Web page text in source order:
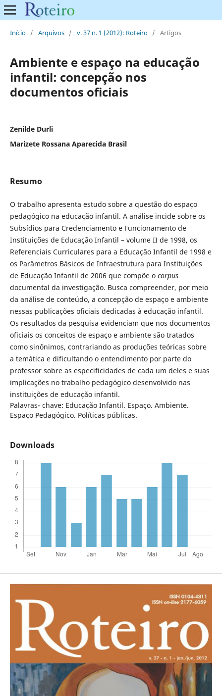
Início / Arquivos / v. 37 n. 1 (2012): Roteiro / Artigos
Ambiente e espaço na educação
infantil: concepção nos
documentos oficiais
Zenilde Durli
Marizete Rossana Aparecida Brasil
Resumo
O trabalho apresenta estudo sobre a questão do espaço
pedagógico na educação infantil. A análise incide sobre os
Subsídios para Credenciamento e Funcionamento de
Instituições de Educação Infantil – volume II de 1998, os
Referenciais Curriculares para a Educação Infantil de 1998 e
os Parâmetros Básicos de Infraestrutura para Instituições
de Educação Infantil de 2006 que compõe o corpus
documental da investigação. Busca compreender, por meio
da análise de conteúdo, a concepção de espaço e ambiente
nessas publicações oficiais dedicadas à educação infantil.
Os resultados da pesquisa evidenciam que nos documentos
oficiais os conceitos de espaço e ambiente são tratados
como sinônimos, contrariando as produções teóricas sobre
a temática e dificultando o entendimento por parte do
professor sobre as especificidades de cada um deles e suas
implicações no trabalho pedagógico desenvolvido nas
instituições de educação infantil.
Palavras- chave: Educação Infantil. Espaço. Ambiente.
Espaço Pedagógico. Políticas públicas.
Downloads